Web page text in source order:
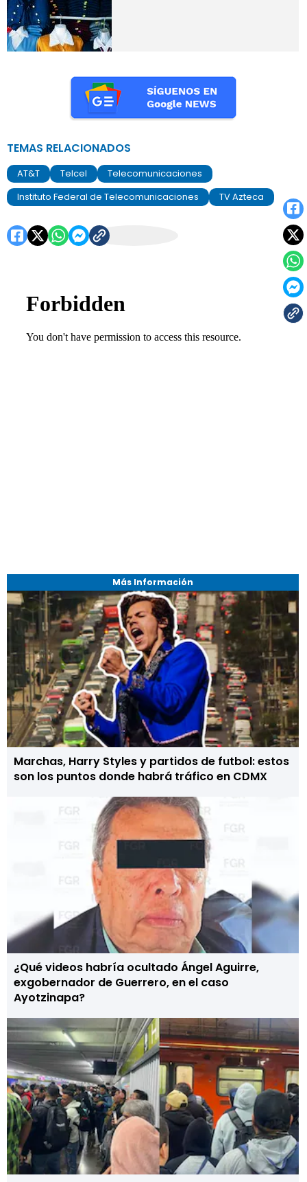
Más Información
Marchas, Harry Styles y partidos de futbol: estos
son los puntos donde habrá tráfico en CDMX
¿Qué videos habría ocultado Ángel Aguirre,
exgobernador de Guerrero, en el caso
Ayotzinapa?
TEMAS RELACIONADOS
AT&T Telcel
Telecomunicaciones
Instituto Federal de Telecomunicaciones
TV Azteca